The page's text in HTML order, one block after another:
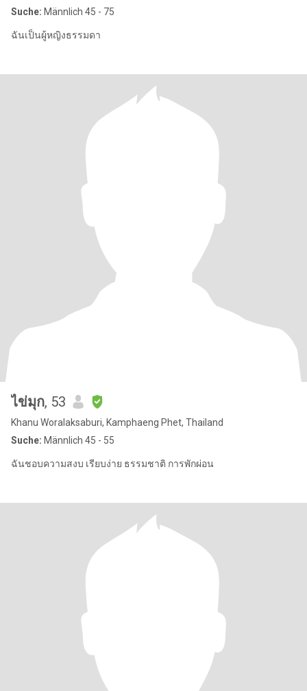
Suche: Männlich 45 - 75
ฉันเป็นผู้หญิงธรรมดา
ไข่มุก, 53
Khanu Woralaksaburi, Kamphaeng Phet, Thailand
Suche: Männlich 45 - 55
ฉันชอบความสงบ เรียบง่าย ธรรมชาติ การพักผ่อน